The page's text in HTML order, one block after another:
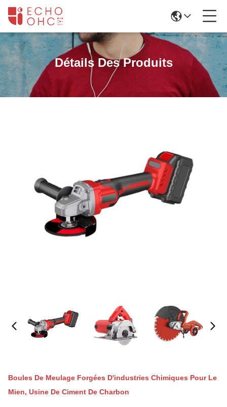
Détails Des Produits
Boules De Meulage Forgées D'industries Chimiques Pour Le
Mien, Usine De Ciment De Charbon